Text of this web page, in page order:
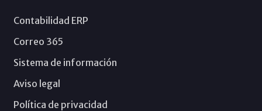
Contabilidad ERP
Correo 365
Sistema de información
Aviso legal
Política de privacidad